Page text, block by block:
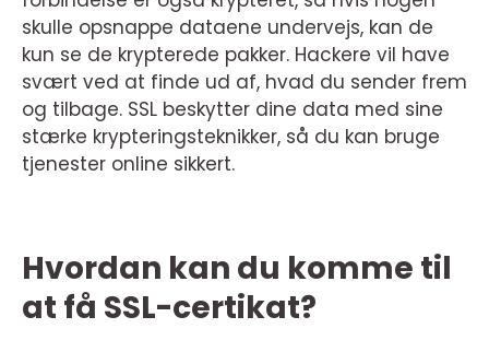
skulle opsnappe dataene undervejs, kan de
kun se de krypterede pakker. Hackere vil have
svært ved at finde ud af, hvad du sender frem
og tilbage. SSL beskytter dine data med sine
stærke krypteringsteknikker, så du kan bruge
tjenester online sikkert.
Hvordan kan du komme til
at få SSL-certikat?